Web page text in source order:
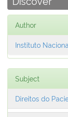
Author
Instituto
Subject
Direitos do